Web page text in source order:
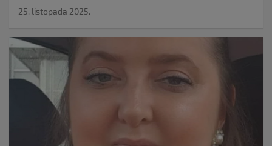
25. listopada 2025.